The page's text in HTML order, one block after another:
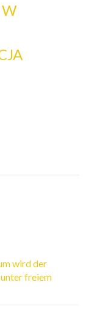
W
wird der
freiem